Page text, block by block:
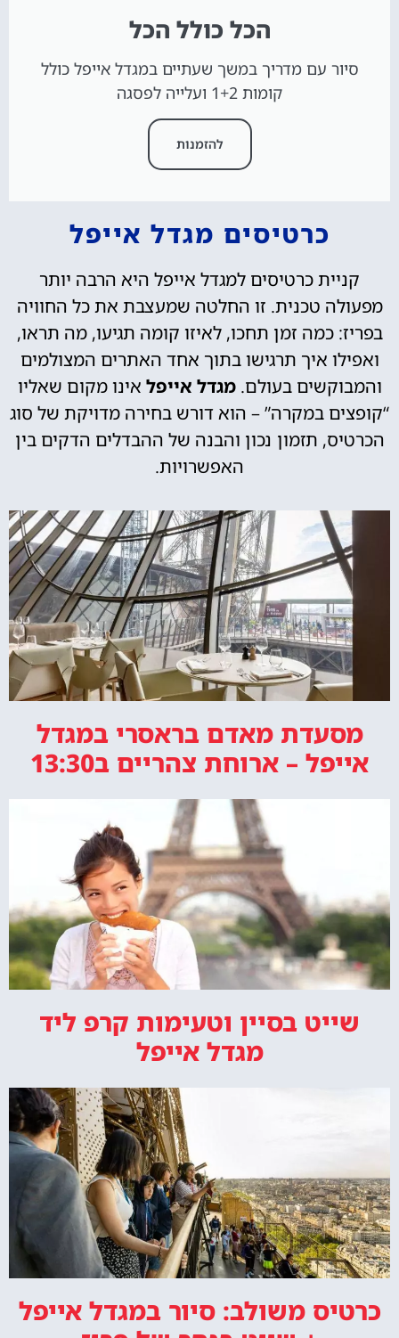
הכל כולל הכל
סיור עם מדריך במשך שעתיים במגדל אייפל כולל
קומות 1+2 ועלייה לפסגה
להזמנות
כרטיסים מגדל אייפל
קניית כרטיסים למגדל אייפל היא הרבה יותר
מפעולה טכנית. זו החלטה שמעצבת את כל החוויה
בפריז: כמה זמן תחכו, לאיזו קומה תגיעו, מה תראו,
ואפילו איך תרגישו בתוך אחד האתרים המצולמים
והמבוקשים בעולם.מגדל אייפל אינו מקום שאליו
“קופצים במקרה” – הוא דורש בחירה מדויקת של סוג
הכרטיס, תזמון נכון והבנה של ההבדלים הדקים בין
האפשרויות.
מסעדת מאדם בראסרי במגדל
אייפל – ארוחת צהריים ב13:30
שייט בסיין וטעימות קרפ ליד
מגדל אייפל
כרטיס משולב: סיור במגדל אייפל